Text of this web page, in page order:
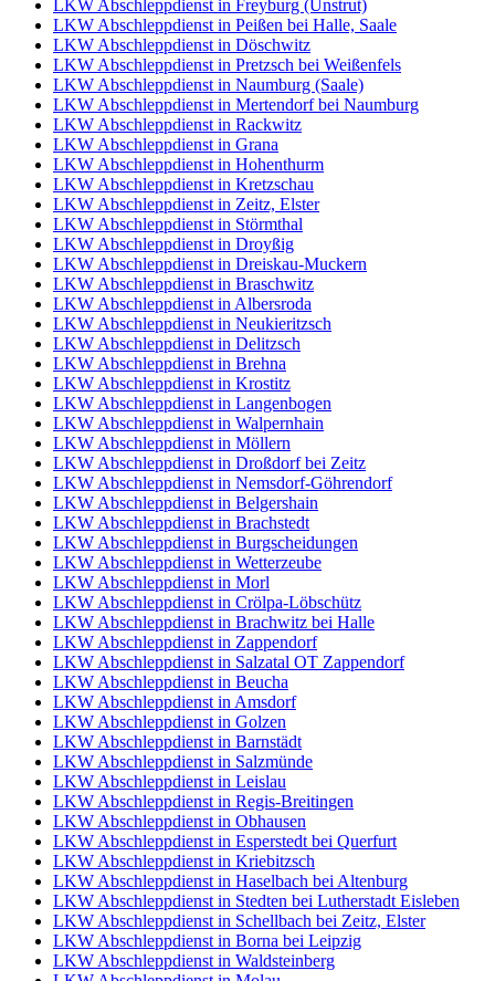
LKW Abschleppdienst in Freyburg (Unstrut)
LKW Abschleppdienst in Peißen bei Halle, Saale
LKW Abschleppdienst in Döschwitz
LKW Abschleppdienst in Pretzsch bei Weißenfels
LKW Abschleppdienst in Naumburg (Saale)
LKW Abschleppdienst in Mertendorf bei Naumburg
LKW Abschleppdienst in Rackwitz
LKW Abschleppdienst in Grana
LKW Abschleppdienst in Hohenthurm
LKW Abschleppdienst in Kretzschau
LKW Abschleppdienst in Zeitz, Elster
LKW Abschleppdienst in Störmthal
LKW Abschleppdienst in Droyßig
LKW Abschleppdienst in Dreiskau-Muckern
LKW Abschleppdienst in Braschwitz
LKW Abschleppdienst in Albersroda
LKW Abschleppdienst in Neukieritzsch
LKW Abschleppdienst in Delitzsch
LKW Abschleppdienst in Brehna
LKW Abschleppdienst in Krostitz
LKW Abschleppdienst in Langenbogen
LKW Abschleppdienst in Walpernhain
LKW Abschleppdienst in Möllern
LKW Abschleppdienst in Droßdorf bei Zeitz
LKW Abschleppdienst in Nemsdorf-Göhrendorf
LKW Abschleppdienst in Belgershain
LKW Abschleppdienst in Brachstedt
LKW Abschleppdienst in Burgscheidungen
LKW Abschleppdienst in Wetterzeube
LKW Abschleppdienst in Morl
LKW Abschleppdienst in Crölpa-Löbschütz
LKW Abschleppdienst in Brachwitz bei Halle
LKW Abschleppdienst in Zappendorf
LKW Abschleppdienst in Salzatal OT Zappendorf
LKW Abschleppdienst in Beucha
LKW Abschleppdienst in Amsdorf
LKW Abschleppdienst in Golzen
LKW Abschleppdienst in Barnstädt
LKW Abschleppdienst in Salzmünde
LKW Abschleppdienst in Leislau
LKW Abschleppdienst in Regis-Breitingen
LKW Abschleppdienst in Obhausen
LKW Abschleppdienst in Esperstedt bei Querfurt
LKW Abschleppdienst in Kriebitzsch
LKW Abschleppdienst in Haselbach bei Altenburg
LKW Abschleppdienst in Stedten bei Lutherstadt Eisleben
LKW Abschleppdienst in Schellbach bei Zeitz, Elster
LKW Abschleppdienst in Borna bei Leipzig
LKW Abschleppdienst in Waldsteinberg